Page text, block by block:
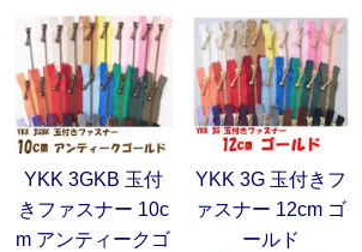
YKK 3GKB 玉付
きファスナー 10c
m アンティークゴ
YKK 3G 玉付きフ
ァスナー 12cm ゴ
ールド